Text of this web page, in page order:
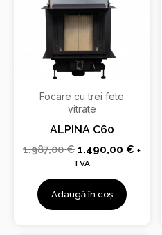
Focare cu trei fete
vitrate
ALPINA C60
1.987,00€
1.987,00 €.
1.490,00€ +
TVA
Adaugă în coș